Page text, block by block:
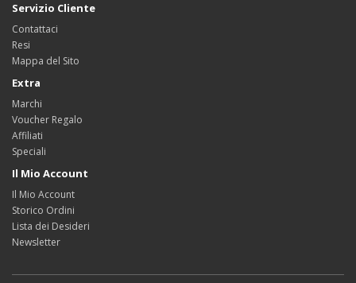
Servizio Cliente
Contattaci
Resi
Mappa del Sito
Extra
Marchi
Voucher Regalo
Affiliati
Speciali
Il Mio Account
Il Mio Account
Storico Ordini
Lista dei Desideri
Newsletter